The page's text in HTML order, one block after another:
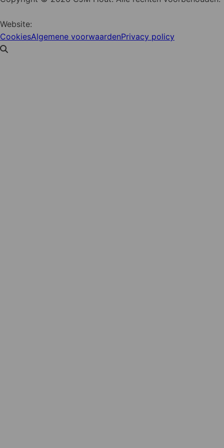
Website:
CookiesAlgemene voorwaardenPrivacy policy